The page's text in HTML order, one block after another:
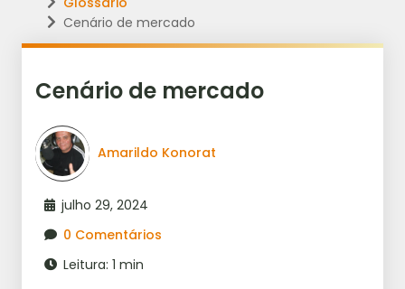
Cenário de mercado
Cenário de mercado
Amarildo Konorat
julho 29, 2024
0 Comentários
Leitura: 1 min